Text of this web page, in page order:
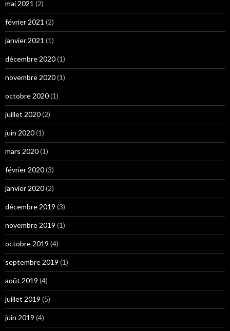
mai 2021 (2)
février 2021 (2)
janvier 2021 (1)
décembre 2020(1)
novembre 2020(1)
octobre 2020(1)
juillet 2020(2)
juin 2020(1)
mars 2020(1)
février 2020(3)
janvier 2020(2)
décembre 2019 (3)
novembre 2019 (1)
octobre 2019 (4)
septembre 2019 (1)
août 2019 (4)
juillet 2019 (5)
juin 2019 (4)